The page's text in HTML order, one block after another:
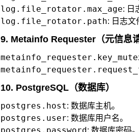
log.file_rotator.max_age: 日
log.file_rotator.path: 日志文
9. Metainfo Requester（元信息请
10. PostgreSQL（数据库）
postgres.host: 数据库主机。
postgres.user: 数据库用户名。
: 数据库密码。